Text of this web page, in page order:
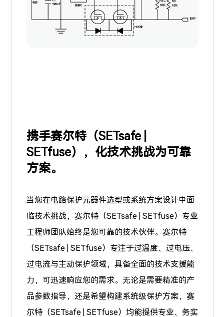
携手赛尔特（SETsafe |
SETfuse），化技术挑战为可靠
方案。
当您在电路保护元器件选型或系统方案设计中面
临技术挑战，赛尔特（SETsafe | SETfuse）专业
工程师团队始终是您可靠的技术伙伴。赛尔特
（SETsafe | SETfuse）专注于过温度、过电压、
过电流与主动保护领域，具备全面的技术支援能
力，可迅速响应您的需求。无论是需要精准的产
品参数指导，还是希望构建系统级保护方案，赛
尔特（SETsafe | SETfuse）均能提供专业、务实